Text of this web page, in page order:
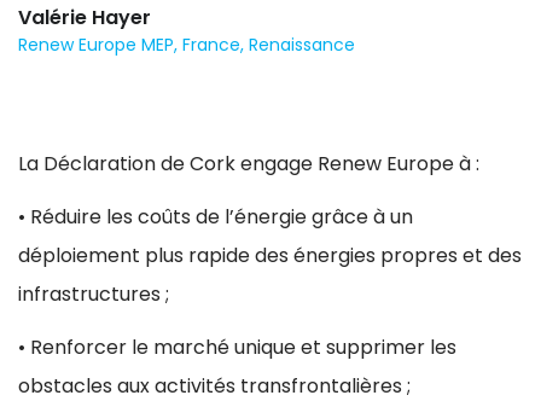
Valérie Hayer
Renew Europe MEP, France, Renaissance
La Déclaration de Cork engage Renew Europe à :
• Réduire les coûts de l’énergie grâce à un
déploiement plus rapide des énergies propres et des
infrastructures ;
• Renforcer le marché unique et supprimer les
obstacles aux activités transfrontalières ;